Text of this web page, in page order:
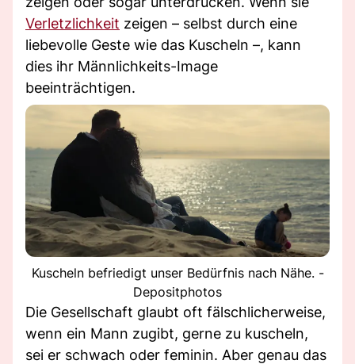
Verletzlichkeit zeigen – selbst durch eine
liebevolle Geste wie das Kuscheln –, kann
dies ihr Männlichkeits-Image
beeinträchtigen.
Kuscheln befriedigt unser Bedürfnis nach Nähe. -
Depositphotos
Die Gesellschaft glaubt oft fälschlicherweise,
wenn ein Mann zugibt, gerne zu kuscheln,
sei er schwach oder feminin. Aber genau das